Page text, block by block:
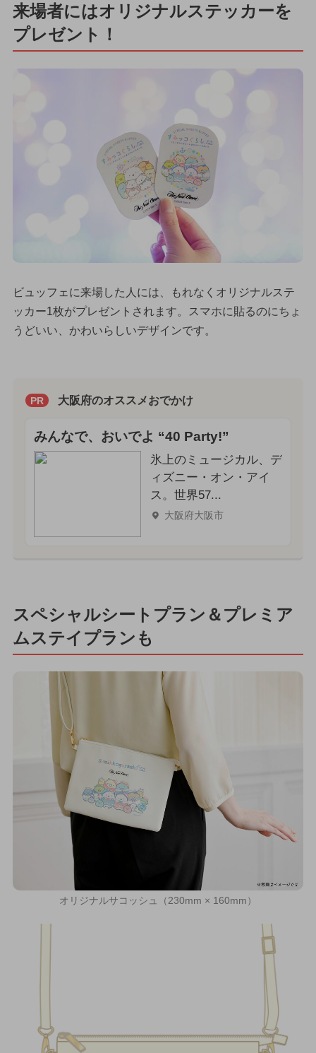
来場者にはオリジナルステッカーを
プレゼント！
ビュッフェに来場した人には、もれなくオリジナルステ
ッカー1枚がプレゼントされます。スマホに貼るのにちょ
うどいい、かわいらしいデザインです。
PR 大阪府のオススメおでかけ
みんなで、おいでよ “40 Party!”
氷上のミュージカル、デ
ィズニー・オン・アイ
ス。世界57...
大阪府大阪市
スペシャルシートプラン＆プレミア
ムステイプランも
オリジナルサコッシュ（230mm × 160mm）